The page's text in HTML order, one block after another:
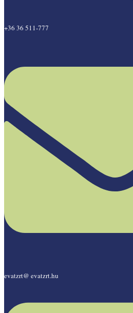
+36 36 511-777
evatzrt@ evatzrt.hu